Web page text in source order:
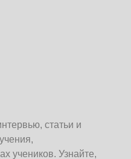
статьи и
учеников. Узнайте,